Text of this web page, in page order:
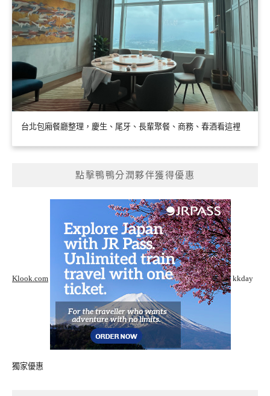
台北包廂餐廳整理，慶生、尾牙、長輩聚餐、商務、春酒看這裡
點擊鴨鴨分潤夥伴獲得優惠
Klook.com kkday
獨家優惠